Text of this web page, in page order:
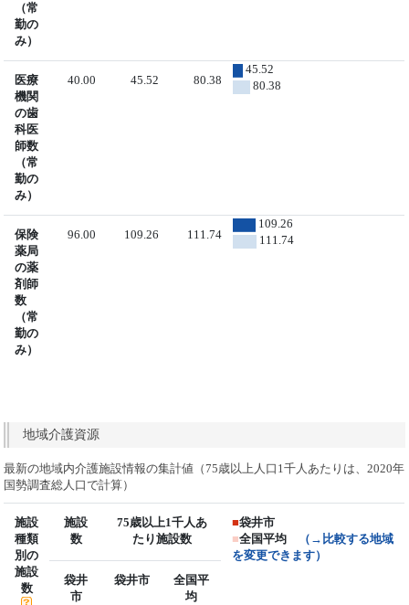
（常
勤の
み）
医療
機関
の歯
科医
師数
（常
勤の
み）
40.00 45.52 80.38
45.52
80.38
保険
薬局
の薬
剤師
数
（常
勤の
み）
96.00 109.26 111.74
109.26
111.74
地域介護資源
最新の地域内介護施設情報の集計値（75歳以上人口1千人あたりは、2020年
国勢調査総人口で計算）
施設
種類
別の
施設
数
施設
数
75歳以上1千人あ
たり施設数
■袋井市
■全国平均
（→比較する地域
を変更できます）
袋井
市
袋井市
全国平
均